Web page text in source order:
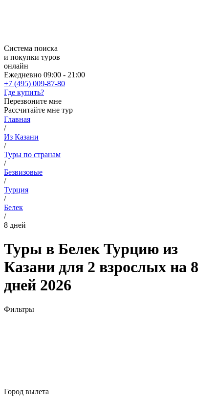
Система поиска
и покупки туров
онлайн
Ежедневно 09:00 - 21:00
+7 (495) 009-87-80
Где купить?
Перезвоните мне
Рассчитайте мне тур
Главная
/
Из Казани
/
Туры по странам
/
Безвизовые
/
Турция
/
Белек
/
8 дней
Туры в Белек Турцию из
Казани для 2 взрослых на 8
дней 2026
Фильтры
Город вылета